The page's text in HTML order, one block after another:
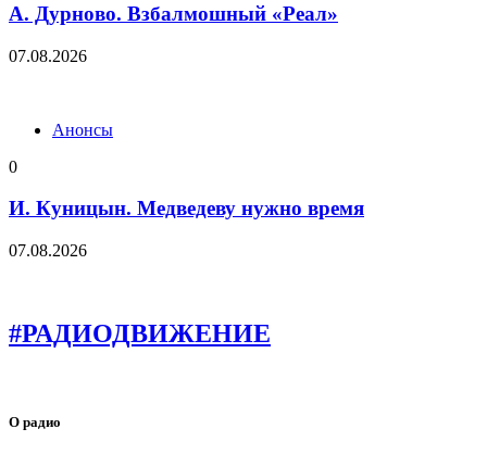
А. Дурново. Взбалмошный «Реал»
07.08.2026
Анонсы
0
И. Куницын. Медведеву нужно время
07.08.2026
#РАДИОДВИЖЕНИЕ
О радио